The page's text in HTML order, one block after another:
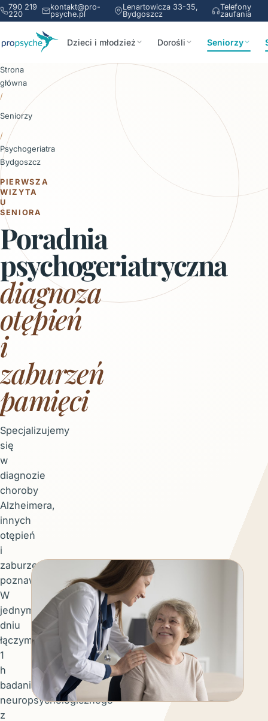
790 219
220
kontakt@pro-
psyche.pl
Lenartowicza 33-35,
Bydgoszcz
Telefony
zaufania
Dzieci i młodzież Dorośli Seniorzy
Strona
główna
/
Seniorzy
/
Psychogeriatra
Bydgoszcz
PIERWSZA
WIZYTA
U
SENIORA
Poradnia
psychogeriatryczna
diagnoza
otępień
i
zaburzeń
pamięci
Specjalizujemy
się
w
diagnozie
choroby
Alzheimera,
innych
otępień
i
zaburzeń
poznawczych.
W
jednym
dniu
łączymy
1
h
badania
neuropsychologicznego
z